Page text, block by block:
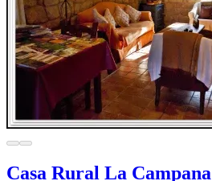
Casa Rural La Campana